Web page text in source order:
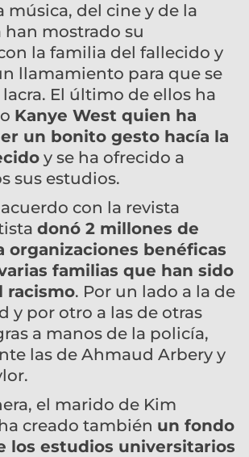
música, del cine y de la
han mostrado su
la familia del fallecido y
llamamiento para que se
El último de ellos ha
Kanye West quien ha
un bonito gesto hacía la
y se ha ofrecido a
sus estudios.
con la revista
donó 2 millones de
organizaciones benéficas
familias que han sido
racismo. Por un lado a la de
y por otro a las de otras
a manos de la policía,
las de Ahmaud Arbery y
el marido de Kim
creado también un fondo
los estudios universitarios